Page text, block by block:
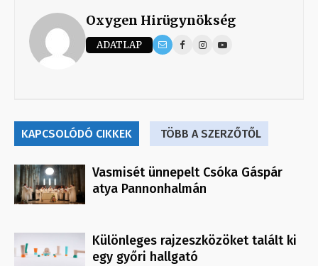
Oxygen Hirügynökség
ADATLAP
KAPCSOLÓDÓ CIKKEK TÖBB A SZERZŐTŐL
Vasmisét ünnepelt Csóka Gáspár
atya Pannonhalmán
Különleges rajzeszközöket talált ki
egy győri hallgató